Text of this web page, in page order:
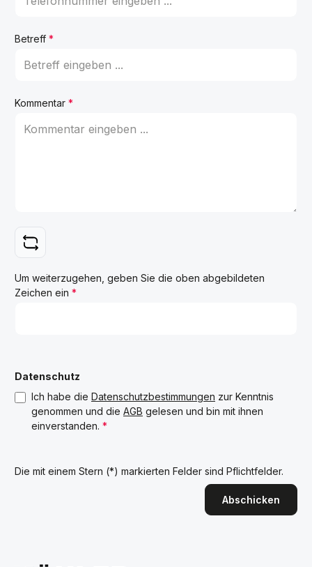
Betreff *
Kommentar *
Um weiterzugehen, geben Sie die oben abgebildeten
Zeichen ein *
Datenschutz
Ich habe die Datenschutzbestimmungen zur Kenntnis
genommen und die AGB gelesen und bin mit ihnen
einverstanden. *
Die mit einem Stern (*) markierten Felder sind Pflichtfelder.
Abschicken